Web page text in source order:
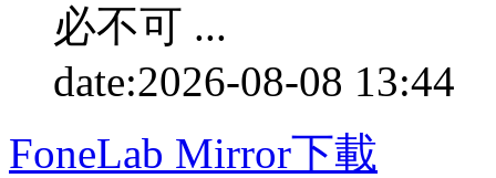
必不可 ...
date:2026-08-08 13:44
FoneLab Mirror下載